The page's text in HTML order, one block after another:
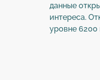
данные
интереса.
уровне 6200